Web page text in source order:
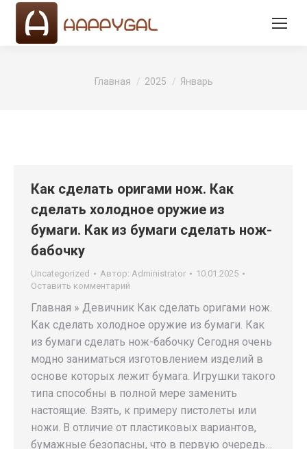
Вы здесь:
Главная 2025 Январь
Как сделать оригами нож. Как
сделать холодное оружие из
бумаги. Как из бумаги сделать нож-
бабочку
Uncategorized Автор: Administrator
10.01.2025
Оставить комментарий
Главная » Девичник Как сделать оригами нож.
Как сделать холодное оружие из бумаги. Как
из бумаги сделать нож-бабочку Сегодня очень
модно заниматься изготовлением изделий в
основе которых лежит бумага. Игрушки такого
типа способны в полной мере заменить
настоящие. Взять, к примеру пистолеты или
ножи. В отличие от пластиковых вариантов,
бумажные безопасны, что в первую очередь…